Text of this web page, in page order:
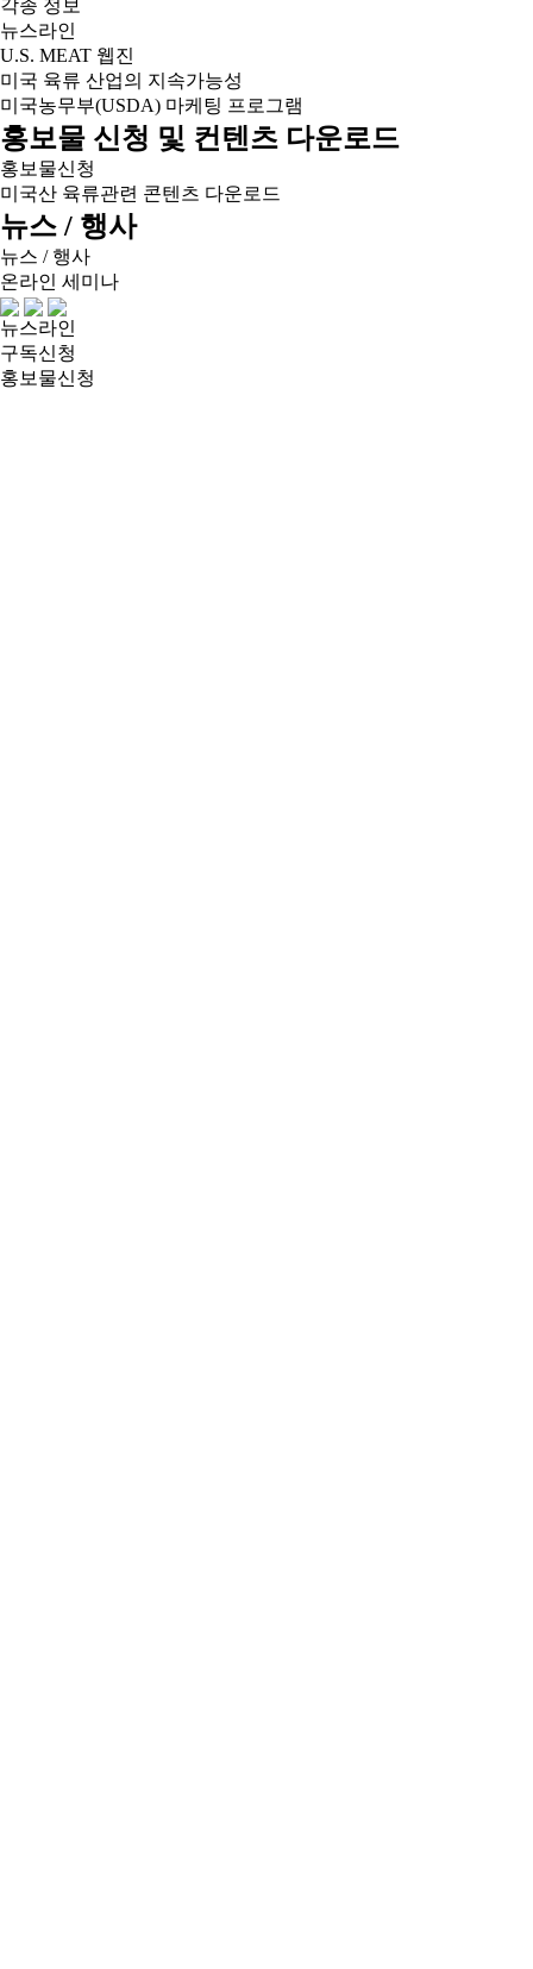
각종 정보
뉴스라인
U.S. MEAT 웹진
미국 육류 산업의 지속가능성
미국농무부(USDA) 마케팅 프로그램
홍보물 신청 및 컨텐츠 다운로드
홍보물신청
미국산 육류관련 콘텐츠 다운로드
뉴스 / 행사
뉴스 / 행사
온라인 세미나
뉴스라인
구독신청
홍보물신청